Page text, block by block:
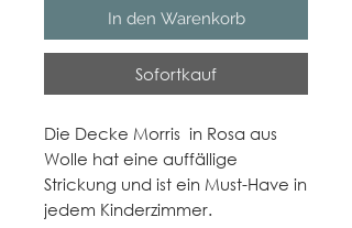
In den Warenkorb
Sofortkauf
Die Decke Morris in Rosa aus
Wolle hat eine auffällige
Strickung und ist ein Must-Have in
jedem Kinderzimmer.